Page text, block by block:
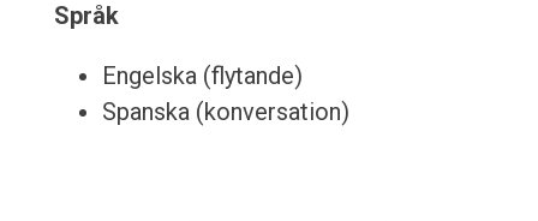
Språk
Engelska (flytande)
Spanska (konversation)